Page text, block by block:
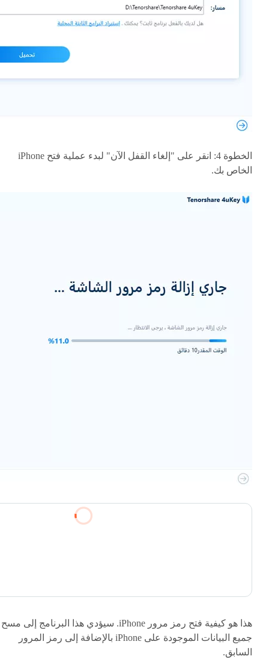
الخطوة 4: انقر على "إلغاء القفل الآن" لبدء عملية فتح iPhone
الخاص بك.
هذا هو كيفية فتح رمز مرور iPhone. سيؤدي هذا البرنامج إلى مسح
جميع البيانات الموجودة على iPhone بالإضافة إلى رمز المرور
السابق.